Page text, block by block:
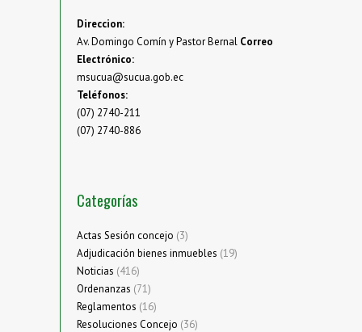
Direccion:
Av. Domingo Comín y Pastor Bernal Correo
Electrónico:
msucua@sucua.gob.ec
Teléfonos:
(07) 2740-211
(07) 2740-886
Categorías
Actas Sesión concejo (3)
Adjudicación bienes inmuebles (19)
Noticias (416)
Ordenanzas (71)
Reglamentos (16)
Resoluciones Concejo (36)